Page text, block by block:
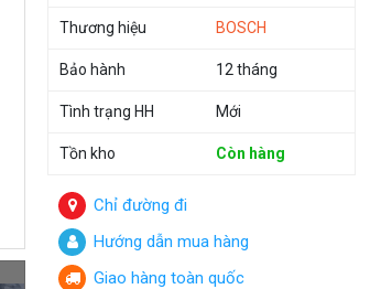
Thương hiệu BOSCH
Bảo hành 12 tháng
Tình trạng HH Mới
Tồn kho Còn hàng
Chỉ đường đi
Hướng dẫn mua hàng
Giao hàng toàn quốc